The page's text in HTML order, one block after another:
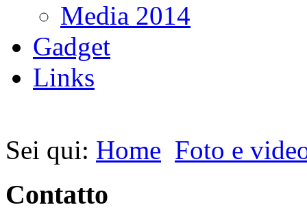
Media 2014
Gadget
Links
Sei qui: Home Foto e
Contatto